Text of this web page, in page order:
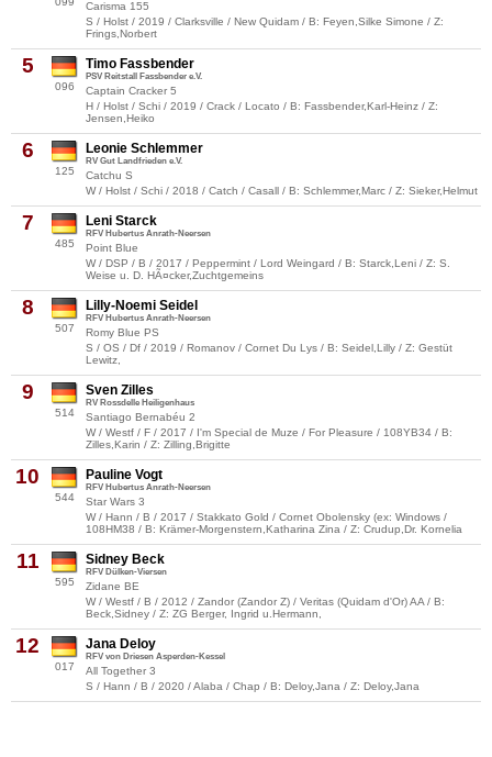
Carisma 155
S / Holst / 2019 / Clarksville / New Quidam / B: Feyen,Silke Simone / Z:
Frings,Norbert
5
096
Timo Fassbender
PSV Reitstall Fassbender e.V.
Captain Cracker 5
H / Holst / Schi / 2019 / Crack / Locato / B: Fassbender,Karl-Heinz / Z:
Jensen,Heiko
6
125
Leonie Schlemmer
RV Gut Landfrieden e.V.
Catchu S
W / Holst / Schi / 2018 / Catch / Casall / B: Schlemmer,Marc / Z: Sieker,Helmut
7
485
Leni Starck
RFV Hubertus Anrath-Neersen
Point Blue
W / DSP / B / 2017 / Peppermint / Lord Weingard / B: Starck,Leni / Z: S.
Weise u. D. HÃ¤cker,Zuchtgemeins
8
507
Lilly-Noemi Seidel
RFV Hubertus Anrath-Neersen
Romy Blue PS
S / OS / Df / 2019 / Romanov / Cornet Du Lys / B: Seidel,Lilly / Z: Gestüt
Lewitz,
9
514
Sven Zilles
RV Rossdelle Heiligenhaus
Santiago Bernabéu 2
W / Westf / F / 2017 / I'm Special de Muze / For Pleasure / 108YB34 / B:
Zilles,Karin / Z: Zilling,Brigitte
10
544
Pauline Vogt
RFV Hubertus Anrath-Neersen
Star Wars 3
W / Hann / B / 2017 / Stakkato Gold / Cornet Obolensky (ex: Windows /
108HM38 / B: Krämer-Morgenstern,Katharina Zina / Z: Crudup,Dr. Kornelia
11
595
Sidney Beck
RFV Dülken-Viersen
Zidane BE
W / Westf / B / 2012 / Zandor (Zandor Z) / Veritas (Quidam d'Or) AA / B:
Beck,Sidney / Z: ZG Berger, Ingrid u.Hermann,
12
017
Jana Deloy
RFV von Driesen Asperden-Kessel
All Together 3
S / Hann / B / 2020 / Alaba / Chap / B: Deloy,Jana / Z: Deloy,Jana